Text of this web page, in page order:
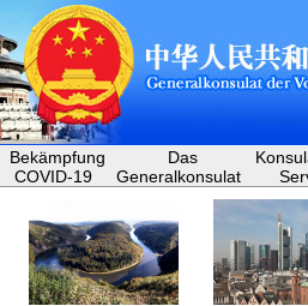
Bekämpfung
COVID-19
Das
Generalkonsulat